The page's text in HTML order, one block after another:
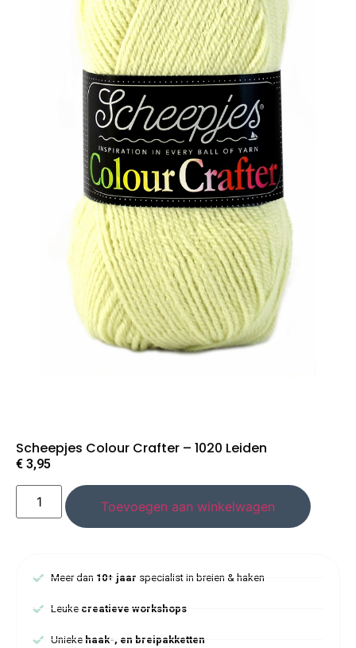
Scheepjes Colour Crafter – 1020 Leiden
€ 3,95
Toevoegen aan winkelwagen
Meer dan 10+ jaar specialist in breien & haken
Leuke creatieve workshops
Uniekehaak-, en breipakketten